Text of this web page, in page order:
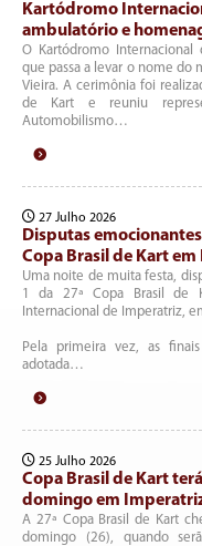
Kartódromo
ambulatório e
O Kartódromo
que passa a levar o nome do
Vieira. A cerimônia foi
de Kart e reuniu
Automobilismo…
27 Julho 2026
Disputas
Copa Brasil de Kart
Uma noite de muita festa,
1 da 27ª Copa Brasil de
Internacional de Imperatriz,
Pela primeira vez, as
adotada…
25 Julho 2026
Copa Brasil de Kart
domingo em
A 27ª Copa Brasil de Kart
domingo (26), quando